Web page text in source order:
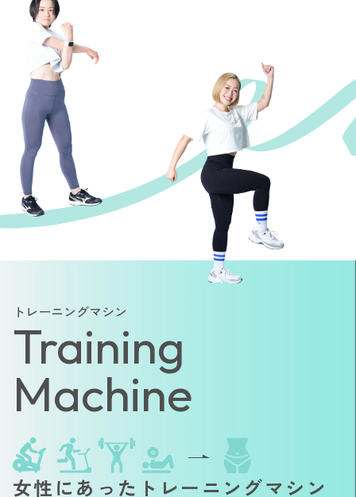
トレーニングマシン
Training
Machine
女性にあったトレーニングマシン